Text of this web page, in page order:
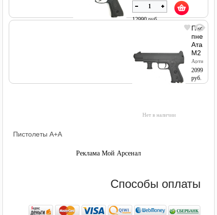
12990 руб.
Нет в наличии
Атаман
М2
Артикул
18538
20990
руб.
Пистолеты A+A
Реклама Мой Арсенал
Способы оплаты